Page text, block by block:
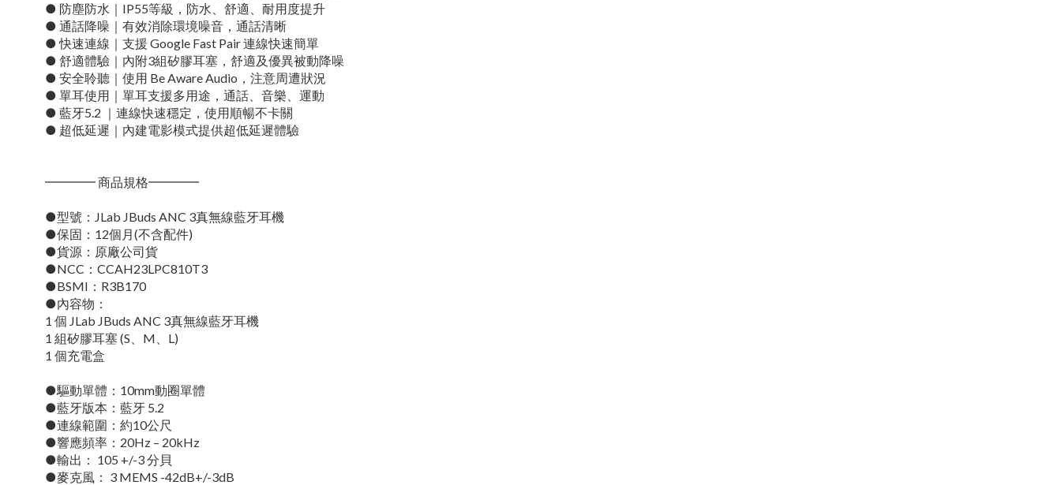
● 防塵防水｜IP55等級，防水、舒適、耐用度提升
● 通話降噪｜有效消除環境噪音，通話清晰
● 快速連線｜支援 Google Fast Pair 連線快速簡單
● 舒適體驗｜內附3組矽膠耳塞，舒適及優異被動降噪
● 安全聆聽｜使用 Be Aware Audio，注意周遭狀況
● 單耳使用｜單耳支援多用途，通話、音樂、運動
● 藍牙5.2 ｜連線快速穩定，使用順暢不卡關
● 超低延遲｜內建電影模式提供超低延遲體驗
━━━━ 商品規格━━━━
●型號：JLab JBuds ANC 3真無線藍牙耳機
●保固：12個月(不含配件)
●貨源：原廠公司貨
●NCC：CCAH23LPC810T3
●BSMI：R3B170
●內容物：
1 個 JLab JBuds ANC 3真無線藍牙耳機
1 組矽膠耳塞 (S、M、L)
1 個充電盒
●驅動單體：10mm動圈單體
●藍牙版本：藍牙 5.2
●連線範圍：約10公尺
●響應頻率：20Hz – 20kHz
●輸出： 105 +/-3 分貝
●麥克風： 3 MEMS -42dB+/-3dB